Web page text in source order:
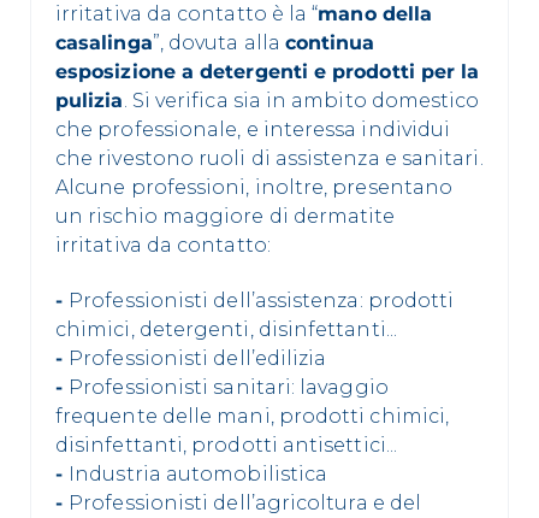
irritativa da contatto è la “mano della
casalinga”, dovuta alla continua
esposizione a detergenti e prodotti per la
pulizia. Si verifica sia in ambito domestico
che professionale, e interessa individui
che rivestono ruoli di assistenza e sanitari.
Alcune professioni, inoltre, presentano
un rischio maggiore di dermatite
irritativa da contatto:
- Professionisti dell’assistenza: prodotti
chimici, detergenti, disinfettanti...
- Professionisti dell’edilizia
- Professionisti sanitari: lavaggio
frequente delle mani, prodotti chimici,
disinfettanti, prodotti antisettici...
- Industria automobilistica
- Professionisti dell’agricoltura e del